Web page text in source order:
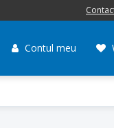
Contul meu